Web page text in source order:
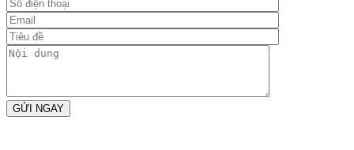
GỬI NGAY